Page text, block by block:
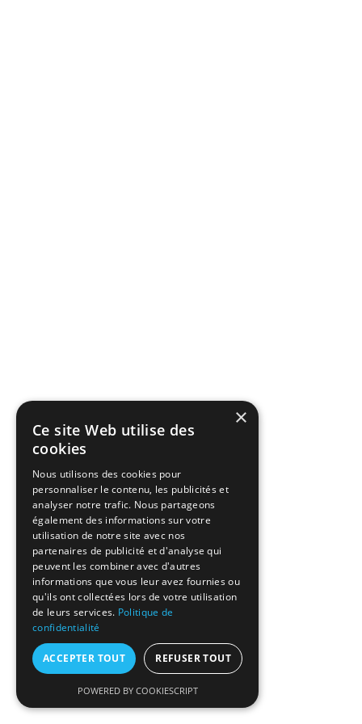
×
Ce site Web utilise des
cookies
Nous utilisons des cookies pour
personnaliser le contenu, les publicités et
analyser notre trafic. Nous partageons
également des informations sur votre
utilisation de notre site avec nos
partenaires de publicité et d'analyse qui
peuvent les combiner avec d'autres
informations que vous leur avez fournies ou
qu'ils ont collectées lors de votre utilisation
de leurs services. Politique de
confidentialité
ACCEPTER TOUT REFUSER TOUT
POWERED BY COOKIESCRIPT